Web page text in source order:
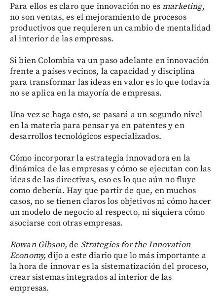
Para ellos es claro que innovación no esmarketing,
no son ventas, es el mejoramiento de procesos
productivos que requieren un cambio de mentalidad
al interior de las empresas.
Si bien Colombia va un paso adelante en innovación
frente a países vecinos, la capacidad y disciplina
para transformar las ideas en valor es lo que todavía
no se aplica en la mayoría de empresas.
Una vez se haga esto, se pasará a un segundo nivel
en la materia para pensar ya en patentes y en
desarrollos tecnológicos especializados.
Cómo incorporar la estrategia innovadora en la
dinámica de las empresas y cómo se ejecutan con las
ideas de las directivas, eso es lo que aún no fluye
como debería. Hay que partir de que, en muchos
casos, no se tienen claros los objetivos ni cómo hacer
un modelo de negocio al respecto, ni siquiera cómo
asociarse con otras empresas.
Rowan Gibson,de Strategies for the Innovation
Economy,dijo a este diario que lo más importante a
la hora de innovar es la sistematización del proceso,
crear sistemas integrados al interior de las
empresas.